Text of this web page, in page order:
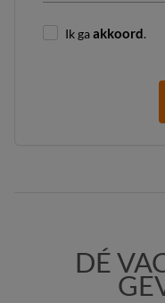
Ik gaakkoord.
DÉ